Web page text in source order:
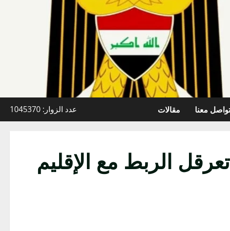
تواصل معنا مقالات عدد الزوار: 1045370
الربط مع الإقليم